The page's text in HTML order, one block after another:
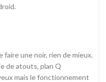
une noir, rien de mieux.
de atouts, plan Q
mais le fonctionnement